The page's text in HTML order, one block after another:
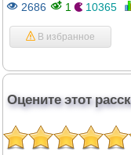
2686 1 10365
В избранное
Оцените этот